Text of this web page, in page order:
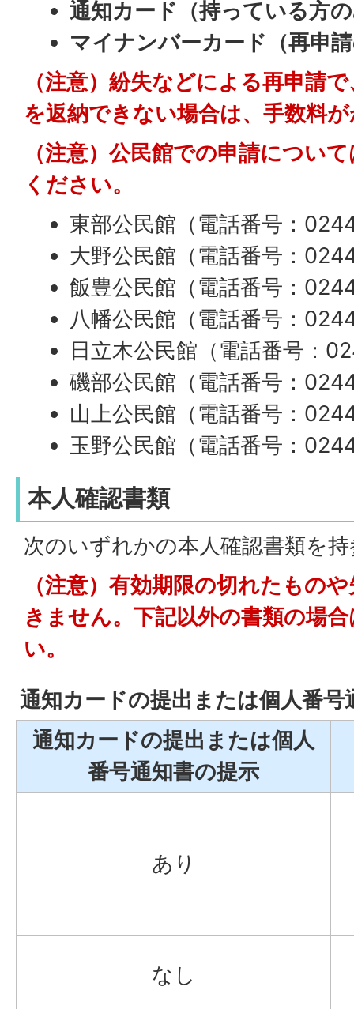
通知カード（持っている方
マイナンバーカード（再申
（注意）紛失などによる再申請
を返納できない場合は、手数料
（注意）公民館での申請につい
ください。
東部公民館（電話番号：
大野公民館（電話番号：
飯豊公民館（電話番号：
八幡公民館（電話番号：
日立木公民館（電話番号：
磯部公民館（電話番号：
山上公民館（電話番号：
玉野公民館（電話番号：
本人確認書類
次のいずれかの本人確認書類を
（注意）有効期限の切れたもの
きません。下記以外の書類の場
い。
通知カードの提出または個人番号
通知カードの提出または個人
番号通知書の提示
あり
なし